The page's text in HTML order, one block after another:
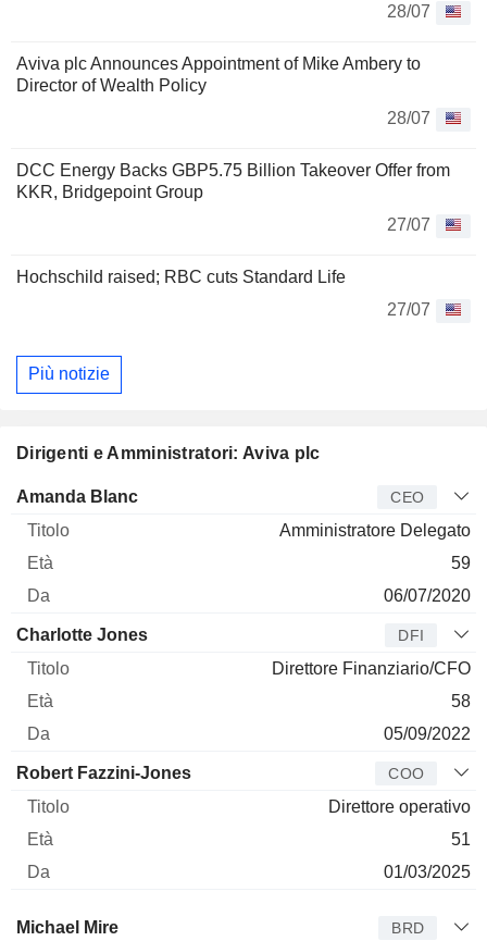
28/07
Aviva plc Announces Appointment of Mike Ambery to
Director of Wealth Policy
28/07
DCC Energy Backs GBP5.75 Billion Takeover Offer from
KKR, Bridgepoint Group
27/07
Hochschild raised; RBC cuts Standard Life
27/07
Più notizie
Dirigenti e Amministratori: Aviva plc
Manager Titolo
Amanda Blanc CEO
Amministratore Delegato
59
06/07/2020
Charlotte Jones DFI
Direttore Finanziario/CFO
58
05/09/2022
Robert Fazzini-Jones COO
Direttore operativo
51
01/03/2025
Amministratore
Michael Mire BRD